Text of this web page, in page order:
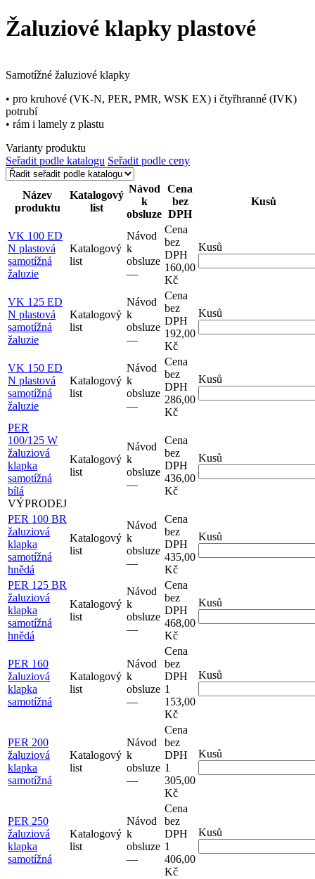
Žaluziové klapky plastové
Samotížné žaluziové klapky
• pro kruhové (VK-N, PER, PMR, WSK EX) i čtyřhranné (IVK)
potrubí
• rám i lamely z plastu
Varianty produktu
Seřadit podle katalogu Seřadit podle ceny
Název
produktu
Katalogový
list
Návod
k
obsluze
Cena
bez
DPH
Kusů
VK 100 ED
N plastová
samotížná
žaluzie
Katalogový
list
Návod
k
obsluze
–⁠–⁠
Cena
bez
DPH
160,00
Kč
Kusů
VK 125 ED
N plastová
samotížná
žaluzie
Katalogový
list
Návod
k
obsluze
–⁠–⁠
Cena
bez
DPH
192,00
Kč
Kusů
VK 150 ED
N plastová
samotížná
žaluzie
Katalogový
list
Návod
k
obsluze
–⁠–⁠
Cena
bez
DPH
286,00
Kč
Kusů
PER
100/125 W
žaluziová
klapka
samotížná
bílá
VÝPRODEJ
Katalogový
list
Návod
k
obsluze
–⁠–⁠
Cena
bez
DPH
436,00
Kč
Kusů
PER 100 BR
žaluziová
klapka
samotížná
hnědá
Katalogový
list
Návod
k
obsluze
–⁠–⁠
Cena
bez
DPH
435,00
Kč
Kusů
PER 125 BR
žaluziová
klapka
samotížná
hnědá
Katalogový
list
Návod
k
obsluze
–⁠–⁠
Cena
bez
DPH
468,00
Kč
Kusů
PER 160
žaluziová
klapka
samotížná
Katalogový
list
Návod
k
obsluze
–⁠–⁠
Cena
bez
DPH
1
153,00
Kč
Kusů
PER 200
žaluziová
klapka
samotížná
Katalogový
list
Návod
k
obsluze
–⁠–⁠
Cena
bez
DPH
1
305,00
Kč
Kusů
PER 250
žaluziová
klapka
samotížná
Katalogový
list
Návod
k
obsluze
–⁠–⁠
Cena
bez
DPH
1
406,00
Kč
Kusů